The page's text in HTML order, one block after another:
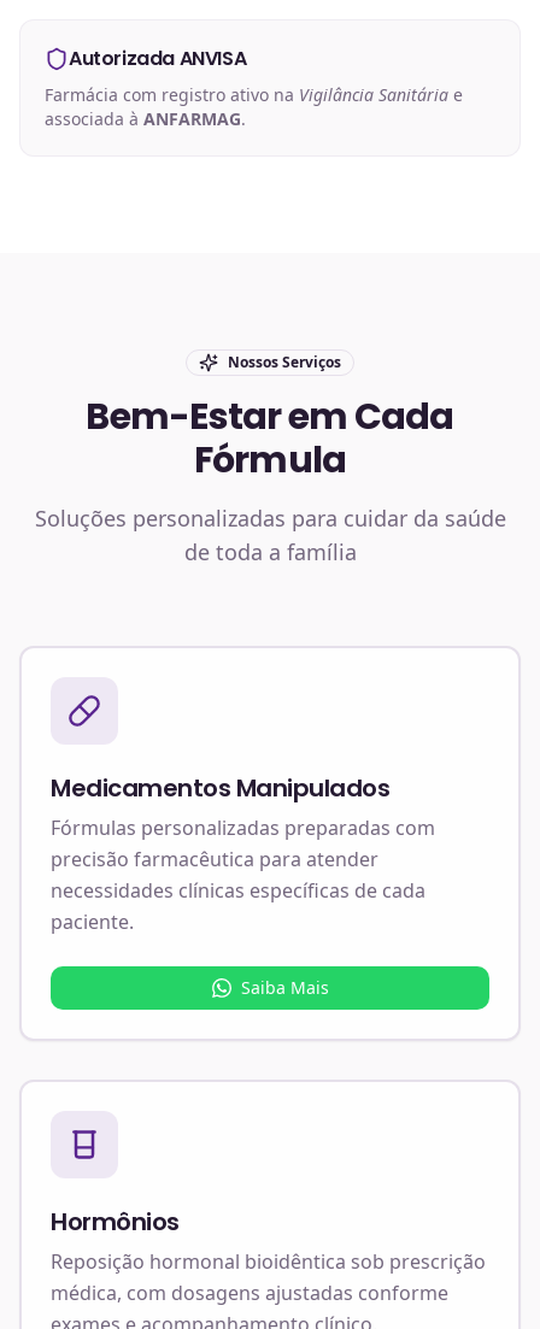
Autorizada ANVISA
Farmácia com registro ativo na Vigilância Sanitária e
associada à ANFARMAG.
Nossos Serviços
Bem-Estar em Cada
Fórmula
Soluções personalizadas para cuidar da saúde
de toda a família
Medicamentos Manipulados
Fórmulas personalizadas preparadas com
precisão farmacêutica para atender
necessidades clínicas específicas de cada
paciente.
Saiba Mais
Hormônios
Reposição hormonal bioidêntica sob prescrição
médica, com dosagens ajustadas conforme
exames e acompanhamento clínico.